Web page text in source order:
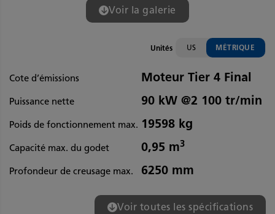
Voir la galerie
Unités US MÉTRIQUE
Cote d’émissions Moteur Tier 4 Final
Puissance nette 90 kW @2 100 tr/min
Poids de fonctionnement max. 19598 kg
Capacité max. du godet 0,95 m3
Profondeur de creusage max. 6250 mm
Voir toutes les spécifications